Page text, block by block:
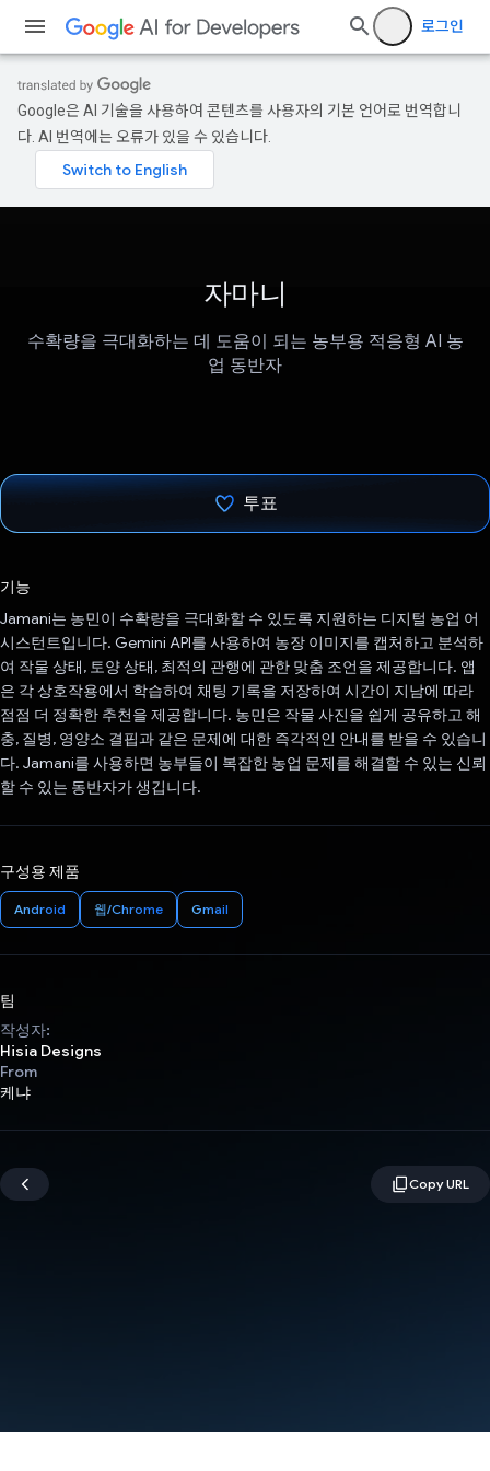
로그인
Google은 AI 기술을 사용하여 콘텐츠를 사용자의 기본 언어로 번역합니
다. AI 번역에는 오류가 있을 수 있습니다.
자마니
수확량을 극대화하는 데 도움이 되는 농부용 적응형 AI 농
업 동반자
투표
기능
Jamani는 농민이 수확량을 극대화할 수 있도록 지원하는 디지털 농업 어
시스턴트입니다. Gemini API를 사용하여 농장 이미지를 캡처하고 분석하
여 작물 상태, 토양 상태, 최적의 관행에 관한 맞춤 조언을 제공합니다. 앱
은 각 상호작용에서 학습하여 채팅 기록을 저장하여 시간이 지남에 따라
점점 더 정확한 추천을 제공합니다. 농민은 작물 사진을 쉽게 공유하고 해
충, 질병, 영양소 결핍과 같은 문제에 대한 즉각적인 안내를 받을 수 있습니
다. Jamani를 사용하면 농부들이 복잡한 농업 문제를 해결할 수 있는 신뢰
할 수 있는 동반자가 생깁니다.
구성용 제품
Android 웹/Chrome Gmail
팀
작성자:
Hisia Designs
From
케냐